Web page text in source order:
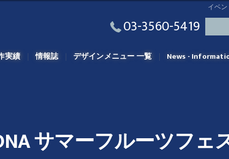
イベ
03-3560-5419
実績 情報誌 デザインメニュー 一覧 News -
サマーフルーツフェ